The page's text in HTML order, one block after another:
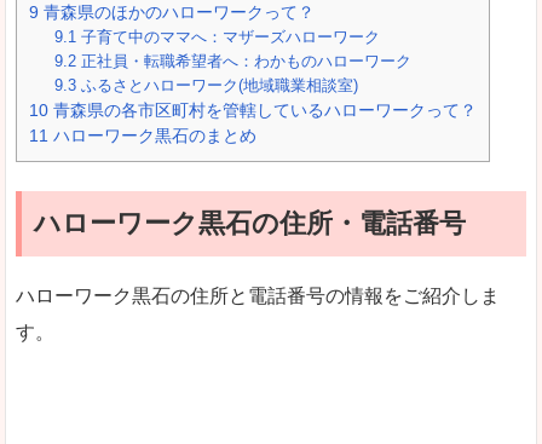
9 青森県のほかのハローワークって？
9.1 子育て中のママへ：マザーズハローワーク
9.2 正社員・転職希望者へ：わかものハローワーク
9.3 ふるさとハローワーク(地域職業相談室)
10 青森県の各市区町村を管轄しているハローワークって？
11 ハローワーク黒石のまとめ
ハローワーク黒石の住所・電話番号
ハローワーク黒石の住所と電話番号の情報をご紹介しま
す。